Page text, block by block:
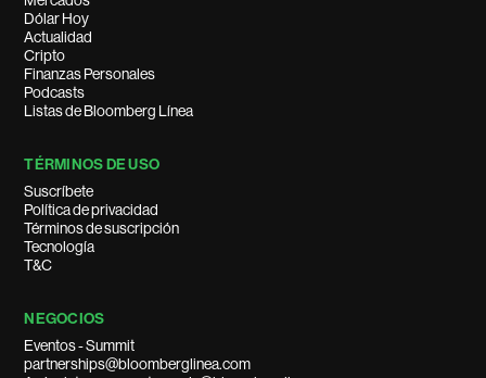
Dólar Hoy
Actualidad
Cripto
Finanzas Personales
Podcasts
Listas de Bloomberg Línea
TÉRMINOS DE USO
Suscríbete
Política de privacidad
Términos de suscripción
Tecnología
T&C
NEGOCIOS
Eventos - Summit
partnerships@bloomberglinea.com